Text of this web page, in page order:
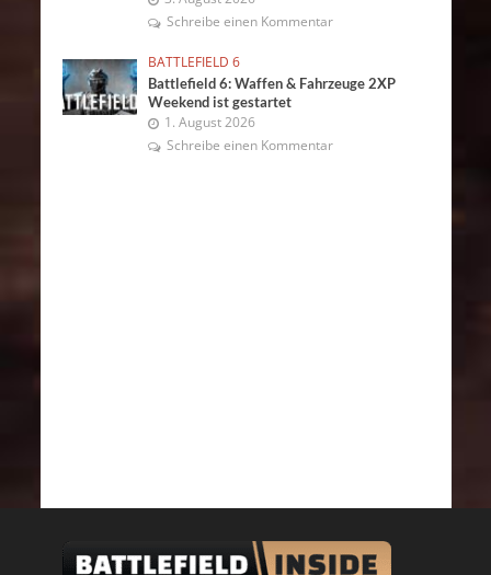
Schreibe einen Kommentar
BATTLEFIELD 6
Battlefield 6: Waffen & Fahrzeuge 2XP
Weekend ist gestartet
1. August 2026
Schreibe einen Kommentar